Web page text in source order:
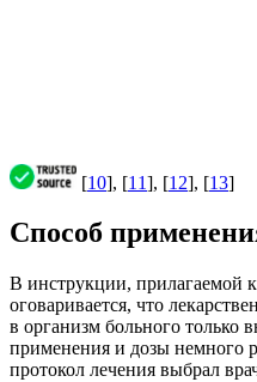
[10], [11], [12], [13]
Способ
В инструкции, прилагаемой
оговаривается, что
в организм больного только
применения и дозы немного
протокол лечения выбрал